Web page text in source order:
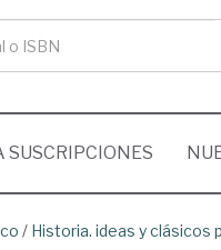
SUSCRIPCIONES
/ Historia. ideas y clásicos